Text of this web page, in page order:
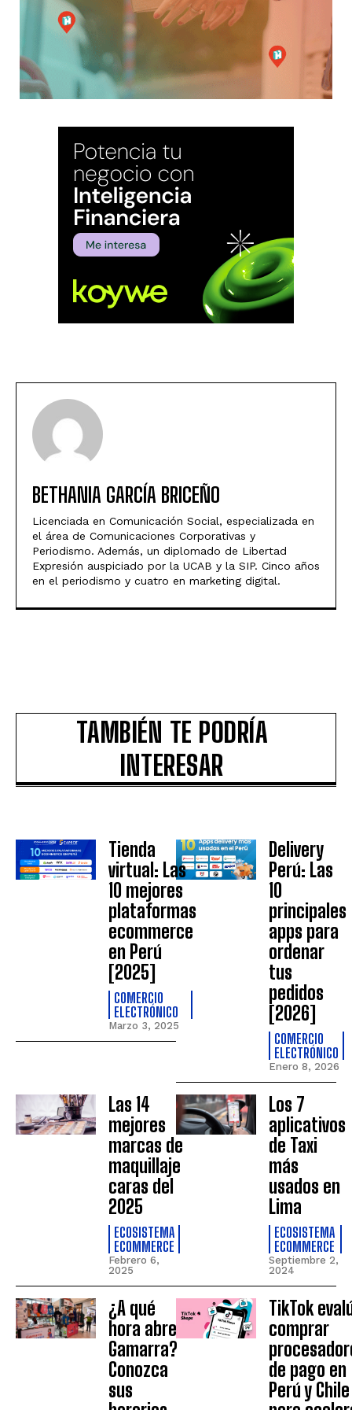
BETHANIA GARCÍA BRICEÑO
Licenciada en Comunicación Social, especializada en
el área de Comunicaciones Corporativas y
Periodismo. Además, un diplomado de Libertad
Expresión auspiciado por la UCAB y la SIP. Cinco años
en el periodismo y cuatro en marketing digital.
TAMBIÉN TE PODRÍA
INTERESAR
Tienda
virtual: Las
10 mejores
plataformas
ecommerce
en Perú
[2025]
COMERCIO
ELECTRÓNICO
Marzo 3, 2025
Delivery
Perú: Las
10
principales
apps para
ordenar
tus
pedidos
[2026]
COMERCIO
ELECTRÓNICO
Enero 8, 2026
Las 14
mejores
marcas de
maquillaje
caras del
2025
ECOSISTEMA
ECOMMERCE
Febrero 6,
2025
Los 7
aplicativos
de Taxi
más
usados en
Lima
ECOSISTEMA
ECOMMERCE
Septiembre 2,
2024
¿A qué
hora abre
Gamarra?
Conozca
sus
TikTok
comprar
de pago en
Perú y Chile